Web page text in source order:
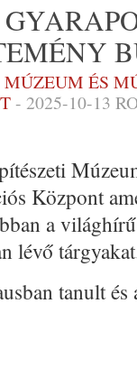
MÚZEUM ÉS
- 2025-10-13
Központ
a
lévő
tanult